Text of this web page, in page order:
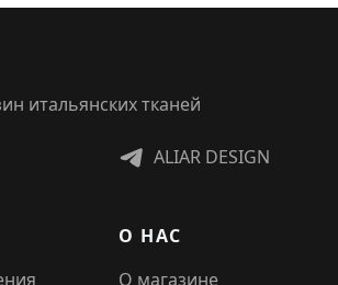
итальянских тканей
ALIAR DESIGN
О НАС
О магазине